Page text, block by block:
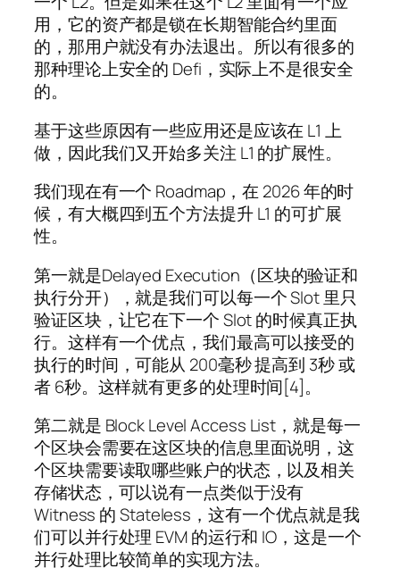
用，它的资产都是锁在长期智能合约里面
的，那用户就没有办法退出。所以有很多的
那种理论上安全的 Defi，实际上不是很安全
的。
基于这些原因有一些应用还是应该在 L1 上
做，因此我们又开始多关注 L1 的扩展性。
我们现在有一个 Roadmap，在 2026 年的时
候，有大概四到五个方法提升 L1 的可扩展
性。
第一就是Delayed Execution（区块的验证和
执行分开），就是我们可以每一个 Slot 里只
验证区块，让它在下一个 Slot 的时候真正执
行。这样有一个优点，我们最高可以接受的
执行的时间，可能从 200毫秒 提高到 3秒 或
者 6秒。这样就有更多的处理时间[4]。
第二就是 Block Level Access List，就是每一
个区块会需要在这区块的信息里面说明，这
个区块需要读取哪些账户的状态，以及相关
存储状态，可以说有一点类似于没有
Witness 的 Stateless，这有一个优点就是我
们可以并行处理 EVM 的运行和 IO，这是一个
并行处理比较简单的实现方法。